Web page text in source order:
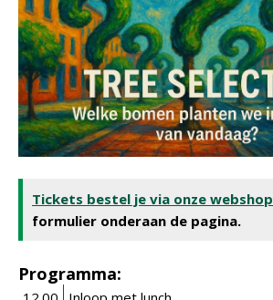
Tickets bestel je via onze webshop
formulier onderaan de pagina.
Programma: